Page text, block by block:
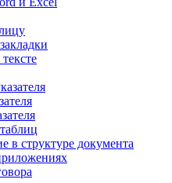
в структуре документа